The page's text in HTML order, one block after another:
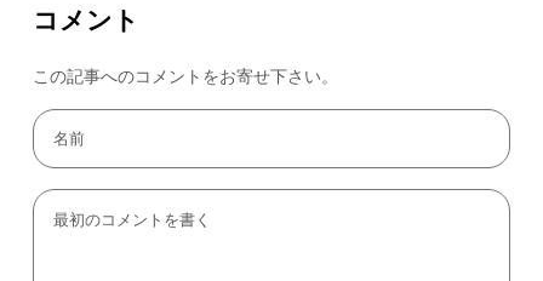
コメント
この記事へのコメントをお寄せ下さい。